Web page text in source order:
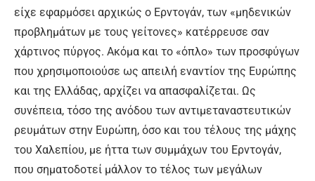
είχε εφαρμόσει αρχικώς ο Ερντογάν, των «μηδενικών
προβλημάτων με τους γείτονες» κατέρρευσε σαν
χάρτινος πύργος. Ακόμα και το «όπλο» των προσφύγων
που χρησιμοποιούσε ως απειλή εναντίον της Ευρώπης
και της Ελλάδας, αρχίζει να απασφαλίζεται. Ως
συνέπεια, τόσο της ανόδου των αντιμεταναστευτικών
ρευμάτων στην Ευρώπη, όσο και του τέλους της μάχης
του Χαλεπίου, με ήττα των συμμάχων του Ερντογάν,
που σηματοδοτεί μάλλον το τέλος των μεγάλων